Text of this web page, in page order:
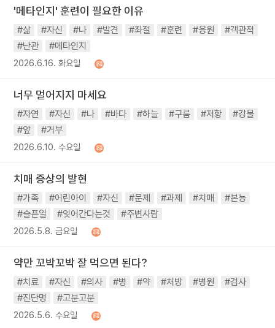
'메타인지' 훈련이 필요한 이유
#삶 #자신 #나 #발견 #좌절 #훈련 #응원
#객관적
#난관
#메타인지
2026.6.16. 화요일
너무 멀어지지 마세요
#자연 #자신 #나 #바다 #하늘 #구름 #저항
#강물
#앞
#거부
2026.6.10. 수요일
치매 증상의 발현
#가족 #어린아이 #자신 #문제 #과제 #치매
#본능
#슬픈일
#잊어간다는것 #주변사람
2026.5.8. 금요일
약만 꼬박꼬박 잘 먹으면 된다?
#치료 #자신 #의사 #병 #약 #처방 #병원
#검사
#진단명
#고분고분
2026.5.6. 수요일